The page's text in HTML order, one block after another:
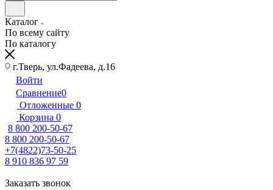
Каталог
По всему сайту
По каталогу
г.Тверь, ул.Фадеева, д.16
Войти
Сравнение0
Отложенные 0
Корзина 0
8 800 200-50-67
8 800 200-50-67
+7(4822)73-50-25
8 910 836 97 59
Заказать звонок